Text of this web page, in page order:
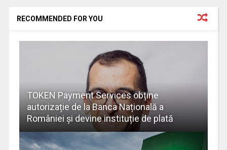
RECOMMENDED FOR YOU
TOKEN Payment Services obține
autorizație de la Banca Națională a
României și devine instituție de plată